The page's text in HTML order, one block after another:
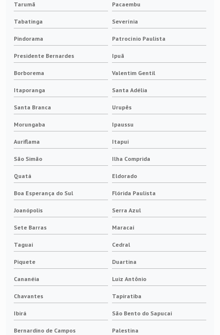
Tarumã Pacaembu
Tabatinga Severínia
Pindorama Patrocínio Paulista
Presidente Bernardes Ipuã
Borborema Valentim Gentil
Itaporanga Santa Adélia
Santa Branca Urupês
Morungaba Ipaussu
Auriflama Itapuí
São Simão Ilha Comprida
Quatá Eldorado
Boa Esperança do Sul Flórida Paulista
Joanópolis Serra Azul
Sete Barras Maracaí
Taguaí Cedral
Piquete Duartina
Cananéia Luiz Antônio
Chavantes Tapiratiba
Ibirá São Bento do Sapucaí
Bernardino de Campos Palestina